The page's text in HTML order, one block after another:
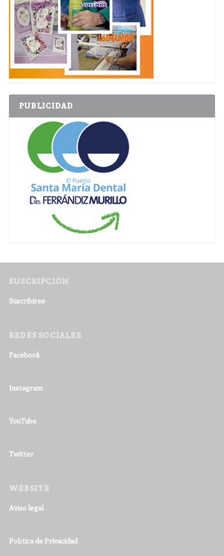
PUBLICIDAD
SUSCRIPCIÓN
Suscribirse
REDES SOCIALES
Facebook
Instagram
YouTube
Twitter
WEBSITE
Aviso legal
Política de Privacidad